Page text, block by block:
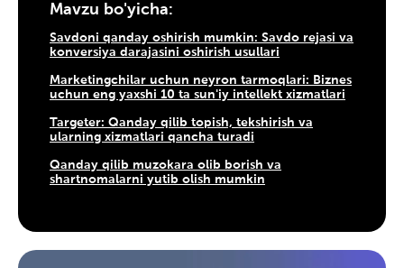
Mavzu bo'yicha:
Savdoni qanday oshirish mumkin: Savdo rejasi va
konversiya darajasini oshirish usullari
Marketingchilar uchun neyron tarmoqlari: Biznes
uchun eng yaxshi 10 ta sun'iy intellekt xizmatlari
Targeter: Qanday qilib topish, tekshirish va
ularning xizmatlari qancha turadi
Qanday qilib muzokara olib borish va
shartnomalarni yutib olish mumkin